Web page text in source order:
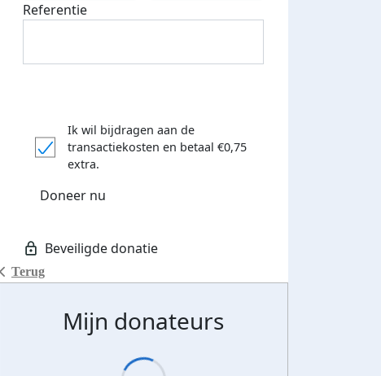
Terug
Referentie
Ik wil bijdragen aan de
transactiekosten en betaal €0,75
extra.
Doneer nu
Mijn donateurs